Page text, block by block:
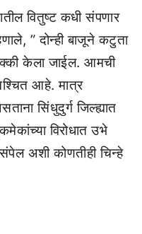
वितुष्ट कधी संपणार
” दोन्ही बाजूने कटुता
केला जाईल. आमची
आहे. मात्र
सिंधुदुर्ग जिल्ह्यात
विरोधात उभे
अशी कोणतीही चिन्हे